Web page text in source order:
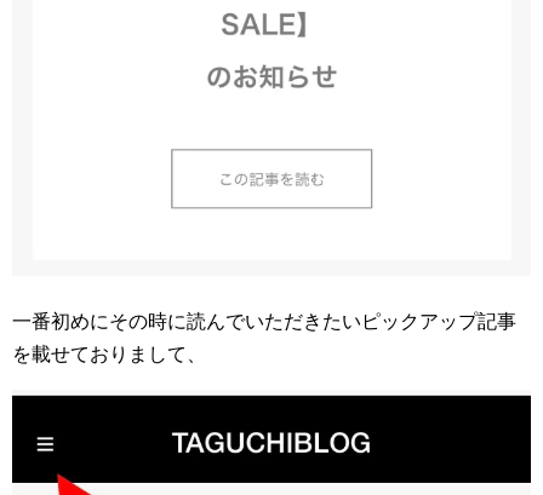
一番初めにその時に読んでいただきたいピックアップ記事
を載せておりまして、